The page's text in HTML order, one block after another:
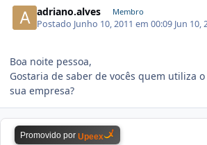
adriano.alves Membro
Postado Junho 10, 2011 em 00:09 Jun 10,
Boa noite pessoa,
Gostaria de saber de vocês quem utiliza
sua empresa?